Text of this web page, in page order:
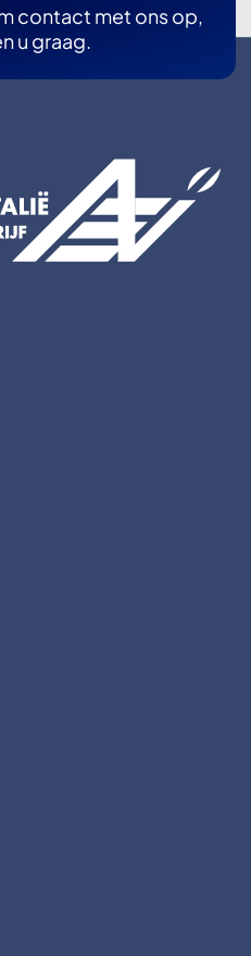
contact met ons op,
u graag.